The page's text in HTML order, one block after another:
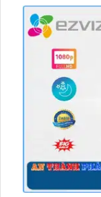
nghệ IP Wifi,
chóng và thuận